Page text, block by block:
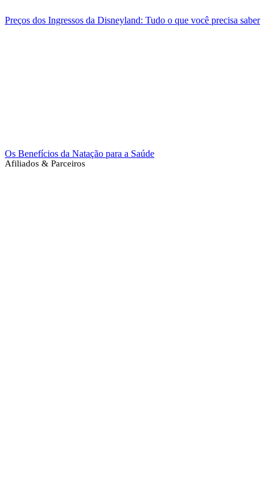
Preços dos Ingressos da Disneyland: Tudo o que você precisa saber
Os Benefícios da Natação para a Saúde
Afiliados & Parceiros